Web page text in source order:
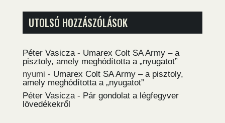
UTOLSÓ HOZZÁSZÓLÁSOK
Péter Vasicza - Umarex Colt SA Army – a
pisztoly, amely meghódította a „nyugatot”
nyumi - Umarex Colt SA Army – a pisztoly,
amely meghódította a „nyugatot”
Péter Vasicza - Pár gondolat a légfegyver
lövedékekről